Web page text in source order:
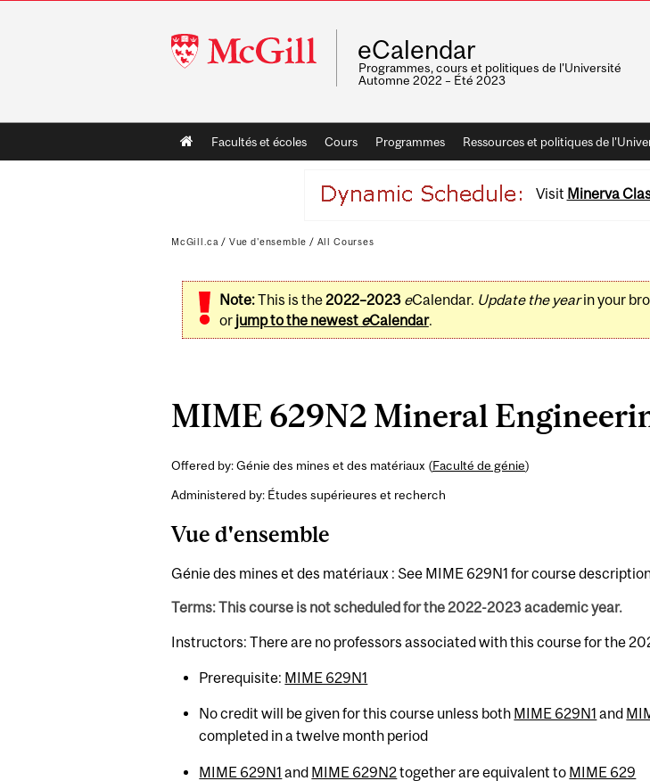
McGill
University
eCalendar
Programmes, cours et politiques de l'Université
Automne 2022 – Été 2023
Main
navigation
Facultés et écoles Cours Programmes Ressources et politiques de
Visit Minerva
McGill.ca / Vue d'ensemble / All Courses
Note:This is the2022–2023 eCalendar. Update the yearin your
or jump to the newest eCalendar.
MIME 629N2 Mineral
Offered by: Génie des mines et des matériaux (Faculté de génie)
Administered by: Études supérieures et recherch
Vue d'ensemble
Génie des mines et des matériaux : See MIME 629N1 for course
Terms: This course is not scheduled for the 2022-2023 academic year.
Instructors: There are no professors associated with this course for the
Prerequisite: MIME 629N1
No credit will be given for this course unless both MIME 629N1 and
completed in a twelve month period
MIME 629N1 and MIME 629N2together are equivalent to MIME 629